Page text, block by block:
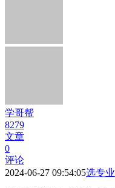
学哥帮
8279
文章
0
评论
2024-06-27 09:54:05选专业